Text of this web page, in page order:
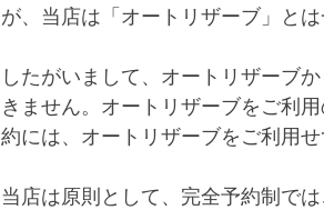
が、当店は「オートリザーブ」とは
したがいまして、オートリザーブ
きません。オートリザーブをご利
約には、オートリザーブをご利用
当店は原則として、完全予約制で